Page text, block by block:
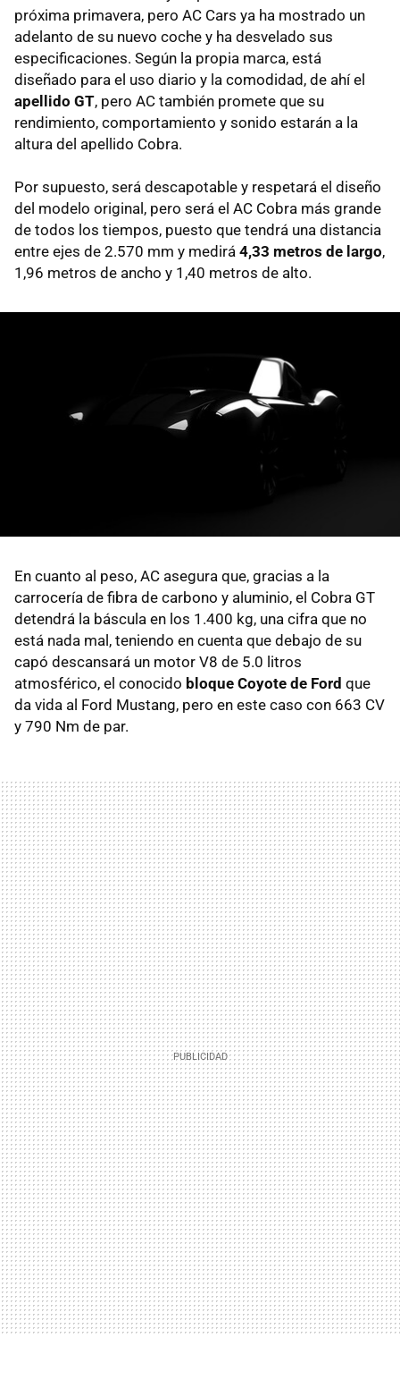
próxima primavera, pero AC Cars ya ha mostrado un
adelanto de su nuevo coche y ha desvelado sus
especificaciones. Según la propia marca, está
diseñado para el uso diario y la comodidad, de ahí el
apellido GT, pero AC también promete que su
rendimiento, comportamiento y sonido estarán a la
altura del apellido Cobra.
Por supuesto, será descapotable y respetará el diseño
del modelo original, pero será el AC Cobra más grande
de todos los tiempos, puesto que tendrá una distancia
entre ejes de 2.570 mm y medirá 4,33 metros de largo,
1,96 metros de ancho y 1,40 metros de alto.
En cuanto al peso, AC asegura que, gracias a la
carrocería de fibra de carbono y aluminio, el Cobra GT
detendrá la báscula en los 1.400 kg, una cifra que no
está nada mal, teniendo en cuenta que debajo de su
capó descansará un motor V8 de 5.0 litros
atmosférico, el conocido bloque Coyote de Ford que
da vida al Ford Mustang, pero en este caso con 663 CV
y 790 Nm de par.